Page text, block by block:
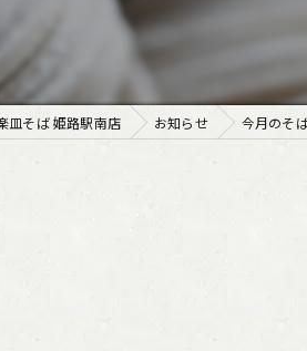
皿そば 姫路駅南店 お知らせ 今月のそ